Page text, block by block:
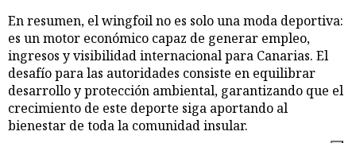
En resumen, el wingfoil no es solo una moda deportiva:
es un motor económico capaz de generar empleo,
ingresos y visibilidad internacional para Canarias. El
desafío para las autoridades consiste en equilibrar
desarrollo y protección ambiental, garantizando que el
crecimiento de este deporte siga aportando al
bienestar de toda la comunidad insular.